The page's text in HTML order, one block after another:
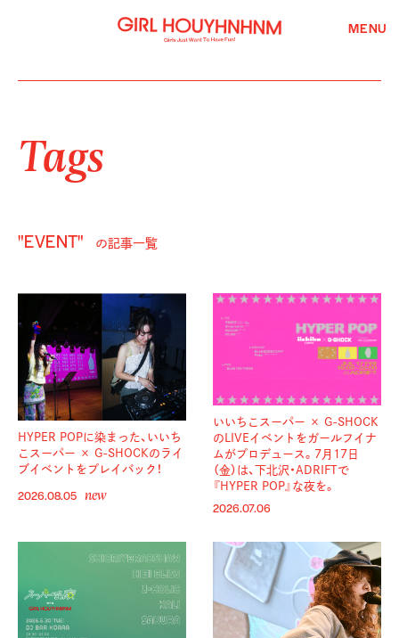
MENU
Tags
"EVENT" の記事一覧
HYPER POPに染まった、いいち
こスーパー × G-SHOCKのライ
ブイベントをプレイバック！
2026.08.05 new
いいちこスーパー × G-SHOCK
のLIVEイベントをガールフイナ
ムがプロデュース。7月17日
（金）は、下北沢・ADRIFTで
『HYPER POP』な夜を。
2026.07.06